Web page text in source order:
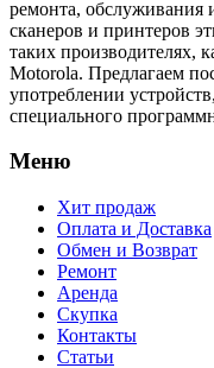
ремонта, обслуживания
сканеров и принтеров
таких производителях,
Motorola. Предлагаем
употреблении
специального
Меню
Хит продаж
Оплата и Доставка
Обмен и Возврат
Ремонт
Аренда
Скупка
Контакты
Статьи